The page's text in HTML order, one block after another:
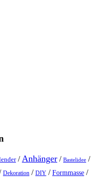
/Anhänger / Bastelidee /
Dekoration / DIY /Formmasse /